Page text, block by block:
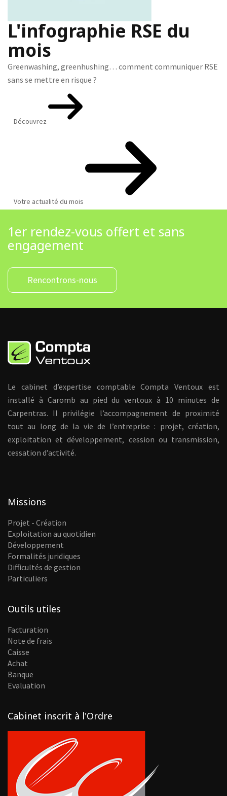
L'infographie RSE du
mois
Greenwashing, greenhushing… comment communiquer RSE
sans se mettre en risque ?
Découvrez
Votre actualité du mois
1er rendez-vous offert et sans
engagement
Rencontrons-nous
Le cabinet d’expertise comptable Compta Ventoux est
installé à Caromb au pied du ventoux à 10 minutes de
Carpentras. Il privilégie l’accompagnement de proximité
tout au long de la vie de l’entreprise : projet, création,
exploitation et développement, cession ou transmission,
cessation d’activité.
Missions
Projet - Création
Exploitation au quotidien
Développement
Formalités juridiques
Difficultés de gestion
Particuliers
Outils utiles
Facturation
Note de frais
Caisse
Achat
Banque
Evaluation
Cabinet inscrit à l'Ordre